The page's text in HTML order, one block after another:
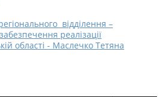
відділення –
реалізації
області - Маслечко Тетяна